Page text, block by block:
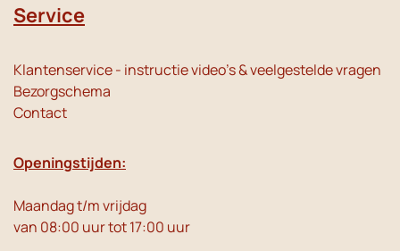
Service
Klantenservice - instructie video's & veelgestelde vragen
Bezorgschema
Contact
Openingstijden:
Maandag t/m vrijdag
van 08:00 uur tot 17:00 uur